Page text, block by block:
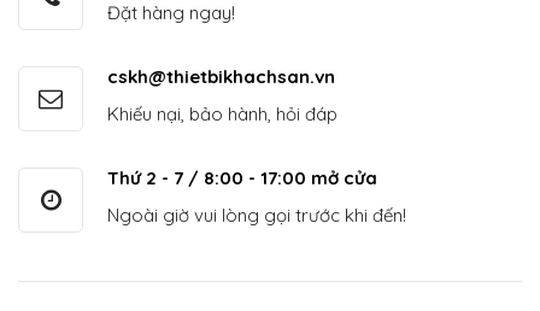
Đặt hàng ngay!
cskh@thietbikhachsan.vn
Khiếu nại, bảo hành, hỏi đáp
Thứ 2 - 7 / 8:00 - 17:00 mở cửa
Ngoài giờ vui lòng gọi trước khi đến!